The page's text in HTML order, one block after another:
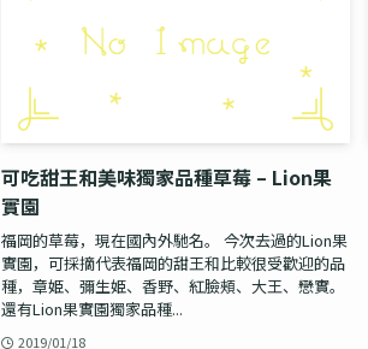
可吃甜王和美味獨家品種草莓 – Lion果
實園
福岡的草莓，現在國內外馳名。 今次去過的Lion果
實園，可採摘代表福岡的甜王和比較很受歡迎的品
種，章姫、彌生姫、香野、紅臉頰、大王、戀實。
還有Lion果實園獨家品種...
2019/01/18